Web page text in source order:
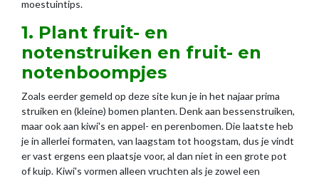
moestuintips.
1. Plant fruit- en
notenstruiken en fruit- en
notenboompjes
Zoals eerder gemeld op deze site kun je in het najaar prima
struiken en (kleine) bomen planten. Denk aan bessenstruiken,
maar ook aan kiwi's en appel- en perenbomen. Die laatste heb
je in allerlei formaten, van laagstam tot hoogstam, dus je vindt
er vast ergens een plaatsje voor, al dan niet in een grote pot
of kuip. Kiwi's vormen alleen vruchten als je zowel een